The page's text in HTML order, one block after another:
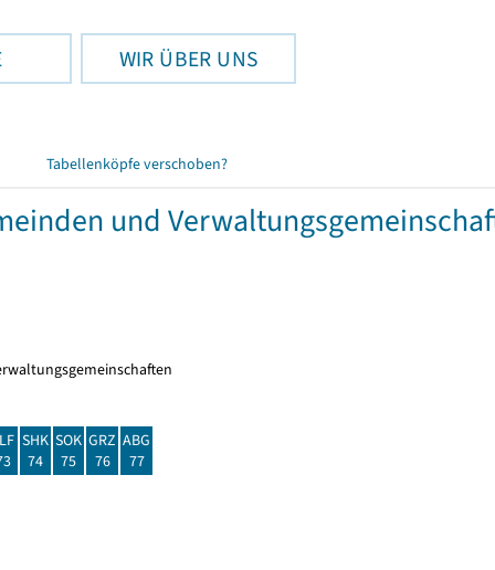
WIR ÜBER UNS
Tabellenköpfe verschoben?
und
SHK
74
SOK
75
GRZ
76
ABG
77